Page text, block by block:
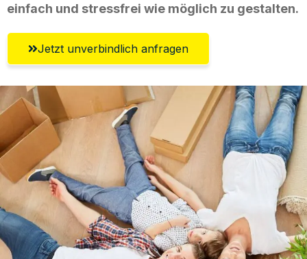
einfach und stressfrei wie möglich zu gestalten.
Jetzt unverbindlich anfragen